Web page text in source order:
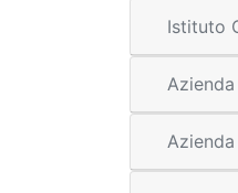
Istituto
Azienda